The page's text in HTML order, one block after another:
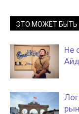
ЭТО МОЖЕТ БЫТЬ
Не